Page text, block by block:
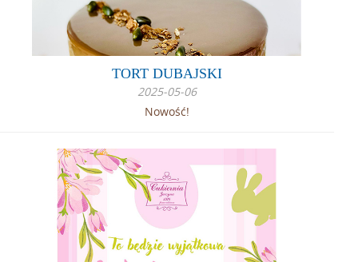
TORT DUBAJSKI
2025-05-06
Nowość!